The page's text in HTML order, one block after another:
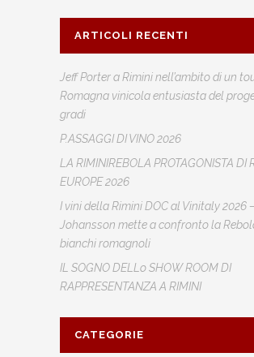
ARTICOLI RECENTI
Jeff Porter a Rimini nell’ambito di un
Romagna vinicola entusiasta del
gradi
P.ASSAGGI DI VINO 2026
LA RIMINIREBOLA PROTAGONISTA DI
EUROPE 2026
I vini della Rimini DOC al Vinitaly 2026
Johansson mette a confronto la
bianchi romagnoli
IL SOGNO DELLo SHOW ROOM DI
RAPPRESENTANZA A RIMINI
CATEGORIE